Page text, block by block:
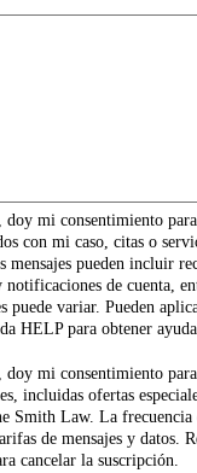
doy mi consentimiento
con mi caso, citas o
mensajes pueden incluir
notificaciones de cuenta,
puede variar. Pueden
HELP para obtener
mi consentimiento
incluidas ofertas
Smith Law. La frecuencia
de mensajes y datos.
cancelar la suscripción.